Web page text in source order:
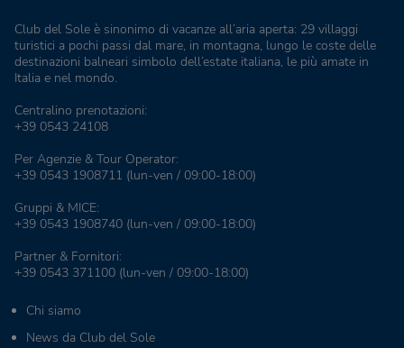
Club del Sole è sinonimo di vacanze all’aria aperta: 29 villaggi
turistici a pochi passi dal mare, in montagna, lungo le coste delle
destinazioni balneari simbolo dell’estate italiana, le più amate in
Italia e nel mondo.
Centralino prenotazioni:
+39 0543 24108
Per Agenzie & Tour Operator:
+39 0543 1908711 (lun-ven / 09:00-18:00)
Gruppi & MICE:
+39 0543 1908740 (lun-ven / 09:00-18:00)
Partner & Fornitori:
+39 0543 371100 (lun-ven / 09:00-18:00)
Chi siamo
News da Club del Sole